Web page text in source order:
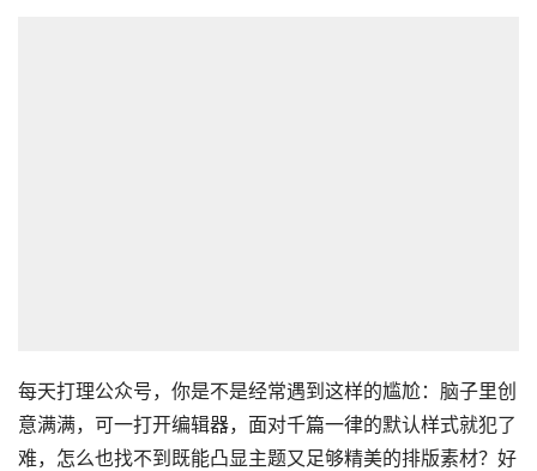
每天打理公众号，你是不是经常遇到这样的尴尬：脑子里创
意满满，可一打开编辑器，面对千篇一律的默认样式就犯了
难，怎么也找不到既能凸显主题又足够精美的排版素材？好